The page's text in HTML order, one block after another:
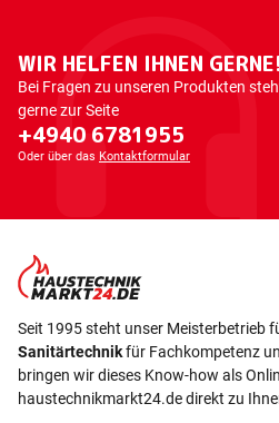
WIR HELFEN IHNEN GERNE!
Bei Fragen zu unseren Produkten
gerne zur Seite
+4940 6781955
Oder über das Kontaktformular
Seit 1995 steht unser Meisterbetrieb
Sanitärtechnikfür Fachkompetenz
bringen wir dieses Know-how als
haustechnikmarkt24.de direkt zu